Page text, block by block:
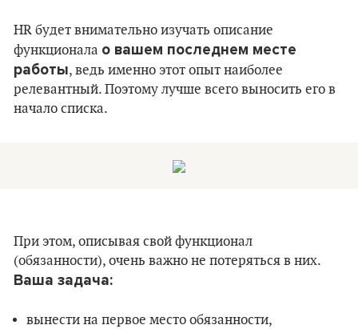
HR будет внимательно изучать описание
функционала о вашем последнем месте
работы, ведь именно этот опыт наиболее
релевантный. Поэтому лучше всего выносить его в
начало списка.
При этом, описывая свой функционал
(обязанности), очень важно не потеряться в них.
Ваша задача:
вынести на первое место обязанности,